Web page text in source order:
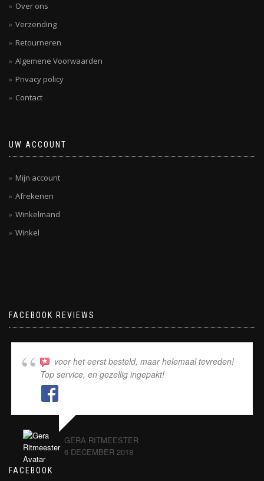
Over ons
Verzending
Retourneren
Algemene Voorwaarden
Privacy policy
Contact
UW ACCOUNT
Mijn account
Afrekenen
Winkelmand
Winkel
FACEBOOK REVIEWS
voor het eerst besteld, maar helemaal tevreden!
Top service, en gezellig ingepakt!
GERA RITMEESTER
6 DECEMBER 2018
FACEBOOK